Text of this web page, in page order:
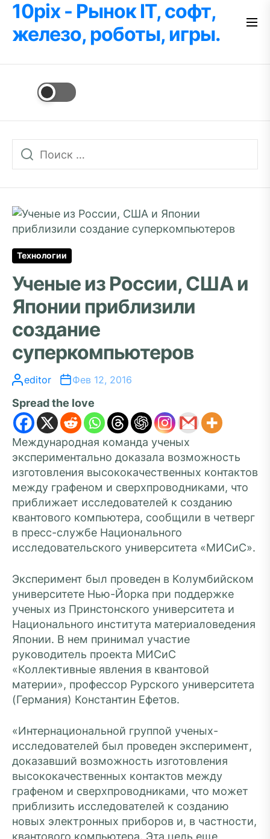
Перейти
содержимому
10pix - Рынок IT, софт,
железо, роботы, игры.
Технологии
Ученые из России, США и
Японии приблизили
создание
суперкомпьютеров
editor Фев 12, 2016
Spread the love
Международная команда ученых
экспериментально доказала возможность
изготовления высококачественных контактов
между графеном и сверхпроводниками, что
приближает исследователей к созданию
квантового компьютера, сообщили в четверг
в пресс-службе Национального
исследовательского университета «МИСиС».
Эксперимент был проведен в Колумбийском
университете Нью-Йорка при поддержке
ученых из Принстонского университета и
Национального института материаловедения
Японии. В нем принимал участие
руководитель проекта МИСиС
«Коллективные явления в квантовой
материи», профессор Рурского университета
(Германия) Константин Ефетов.
«Интернациональной группой ученых-
исследователей был проведен эксперимент,
доказавший возможность изготовления
высококачественных контактов между
графеном и сверхпроводниками, что может
приблизить исследователей к созданию
новых электронных приборов и, в частности,
квантового компьютера. Эта цель еще